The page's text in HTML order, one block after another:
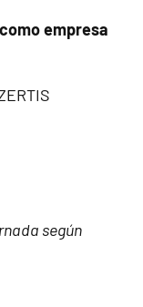
empresa
según